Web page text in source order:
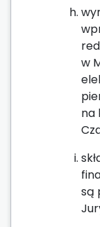
w
na
są